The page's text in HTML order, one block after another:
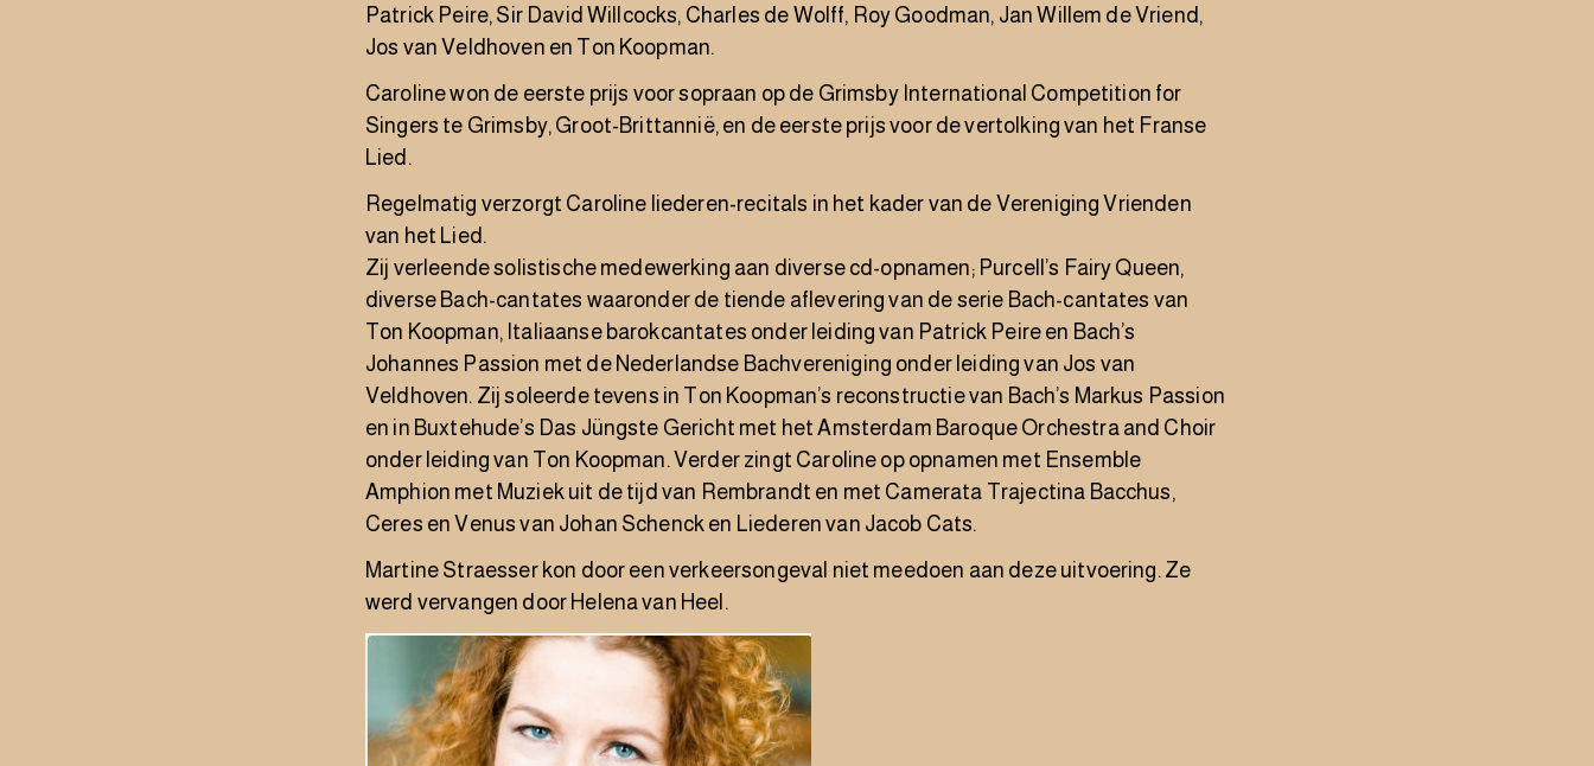
Patrick Peire, Sir David Willcocks, Charles de Wolff, Roy Goodman, Jan Willem de Vriend,
Jos van Veldhoven en Ton Koopman.
Caroline won de eerste prijs voor sopraan op de Grimsby International Competition for
Singers te Grimsby, Groot-Brittannië, en de eerste prijs voor de vertolking van het Franse
Lied.
Regelmatig verzorgt Caroline liederen-recitals in het kader van de Vereniging Vrienden
van het Lied.
Zij verleende solistische medewerking aan diverse cd-opnamen; Purcell’s Fairy Queen,
diverse Bach-cantates waaronder de tiende aflevering van de serie Bach-cantates van
Ton Koopman, Italiaanse barokcantates onder leiding van Patrick Peire en Bach’s
Johannes Passion met de Nederlandse Bachvereniging onder leiding van Jos van
Veldhoven. Zij soleerde tevens in Ton Koopman’s reconstructie van Bach’s Markus Passion
en in Buxtehude’s Das Jüngste Gericht met het Amsterdam Baroque Orchestra and Choir
onder leiding van Ton Koopman. Verder zingt Caroline op opnamen met Ensemble
Amphion met Muziek uit de tijd van Rembrandt en met Camerata Trajectina Bacchus,
Ceres en Venus van Johan Schenck en Liederen van Jacob Cats.
Martine Straesser kon door een verkeersongeval niet meedoen aan deze uitvoering. Ze
werd vervangen door Helena van Heel.